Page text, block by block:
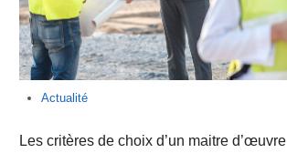
Actualité
Les critères de choix d’un maitre d’œuvre